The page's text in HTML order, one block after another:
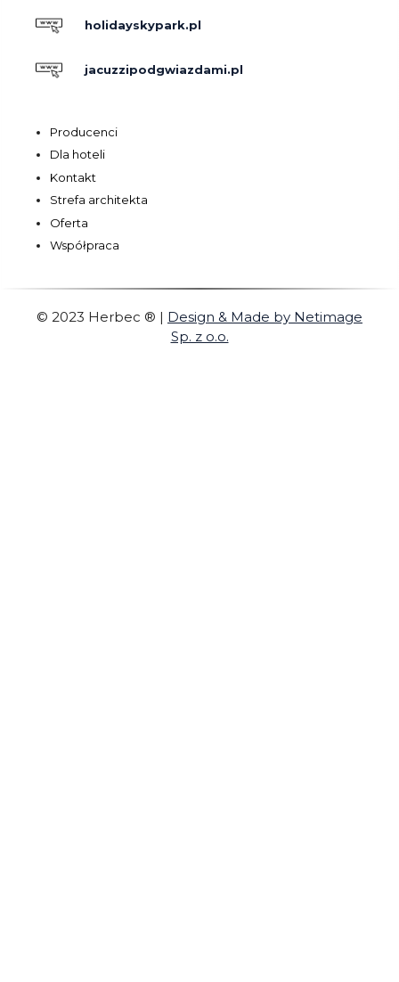
holidayskypark.pl
jacuzzipodgwiazdami.pl
Producenci
Dla hoteli
Kontakt
Strefa architekta
Oferta
Współpraca
© 2023 Herbec ® | Design & Made by Netimage
Sp. z o.o.